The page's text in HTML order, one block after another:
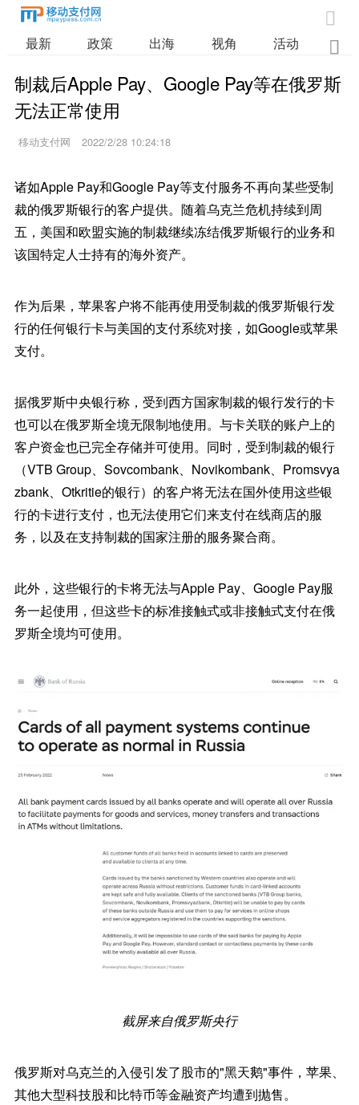

最新 政策 出海 视角 活动 业

制裁后Apple Pay、Google Pay等在俄罗斯
无法正常使用
移动支付网 2022/2/28 10:24:18
诸如Apple Pay和Google Pay等支付服务不再向某些受制
裁的俄罗斯银行的客户提供。随着乌克兰危机持续到周
五，美国和欧盟实施的制裁继续冻结俄罗斯银行的业务和
该国特定人士持有的海外资产。
作为后果，苹果客户将不能再使用受制裁的俄罗斯银行发
行的任何银行卡与美国的支付系统对接，如Google或苹果
支付。
据俄罗斯中央银行称，受到西方国家制裁的银行发行的卡
也可以在俄罗斯全境无限制地使用。与卡关联的账户上的
客户资金也已完全存储并可使用。同时，受到制裁的银行
（VTB Group、Sovcombank、Novikombank、Promsvya
zbank、Otkritie的银行）的客户将无法在国外使用这些银
行的卡进行支付，也无法使用它们来支付在线商店的服
务，以及在支持制裁的国家注册的服务聚合商。
此外，这些银行的卡将无法与Apple Pay、Google Pay服
务一起使用，但这些卡的标准接触式或非接触式支付在俄
罗斯全境均可使用。
截屏来自俄罗斯央行
俄罗斯对乌克兰的入侵引发了股市的"黑天鹅"事件，苹果、
其他大型科技股和比特币等金融资产均遭到抛售。